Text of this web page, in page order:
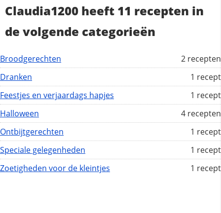
Claudia1200 heeft 11 recepten in
de volgende categorieën
2 recepten
Broodgerechten
1 recept
Dranken
1 recept
Feestjes en verjaardags hapjes
4 recepten
Halloween
1 recept
Ontbijtgerechten
1 recept
Speciale gelegenheden
1 recept
Zoetigheden voor de kleintjes